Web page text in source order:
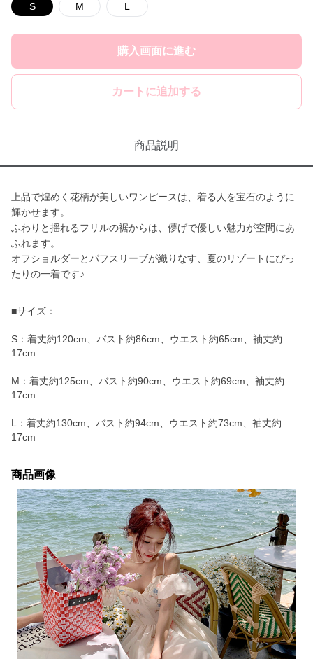
S M L
購入画面に進む
カートに追加する
商品説明
上品で煌めく花柄が美しいワンピースは、着る人を宝石のように
輝かせます。
ふわりと揺れるフリルの裾からは、儚げで優しい魅力が空間にあ
ふれます。
オフショルダーとパフスリーブが織りなす、夏のリゾートにぴっ
たりの一着です♪
■サイズ：
S：着丈約120cm、バスト約86cm、ウエスト約65cm、袖丈約
17cm
M：着丈約125cm、バスト約90cm、ウエスト約69cm、袖丈約
17cm
L：着丈約130cm、バスト約94cm、ウエスト約73cm、袖丈約
17cm
商品画像